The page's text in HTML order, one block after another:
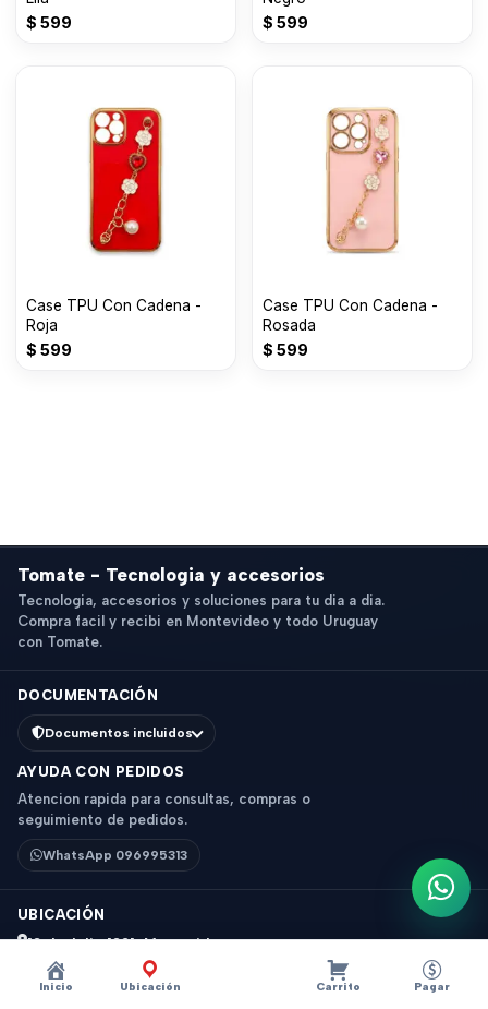
Inicio Ubicación Carrito Pagar
$ 599 $ 599
Case TPU Con Cadena -
Roja
$ 599
Case TPU Con Cadena -
Rosada
$ 599
Tomate - Tecnologia y accesorios
Tecnologia, accesorios y soluciones para tu dia a dia.
Compra facil y recibi en Montevideo y todo Uruguay
con Tomate.
DOCUMENTACIÓN
Documentos incluidos
AYUDA CON PEDIDOS
Atencion rapida para consultas, compras o
seguimiento de pedidos.
WhatsApp 096995313
UBICACIÓN
18 de Julio 1831, Montevideo
Horario: 9 a 18 hs